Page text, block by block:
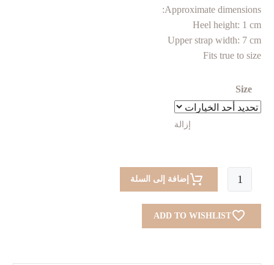
Approximate dimensions:
Heel height: 1 cm
Upper strap width: 7 cm
Fits true to size
Size
إزالة
كمية
Flat
Mules
(Mintgreen)
إضافة إلى السلة
ADD TO WISHLIST